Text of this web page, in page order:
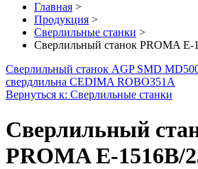
Главная >
Продукция >
Сверлильные станки >
Сверлильный станок PROMA E-
Сверлильный станок AGP SMD
свердлильна CEDIMA ROBO351A
Вернуться к: Сверлильные станки
Сверлильный
PROMA E-1516B/